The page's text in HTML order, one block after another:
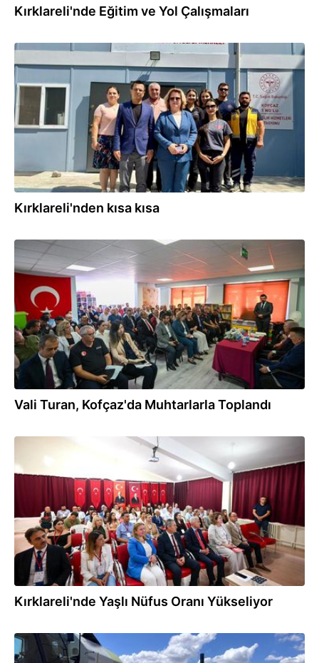
Kırklareli'nde Eğitim ve Yol Çalışmaları
Kırklareli'nden kısa kısa
24.08.2025
Vali Turan, Kofçaz'da Muhtarlarla Toplandı
Kırklareli'nde Yaşlı Nüfus Oranı Yükseliyor
13.07.2025